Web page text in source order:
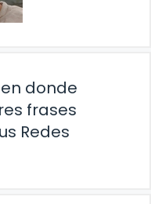
donde
frases
Redes